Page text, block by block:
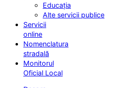
Educația
Alte servicii publice
Servicii
online
Nomenclatura
stradală
Monitorul
Oficial Local